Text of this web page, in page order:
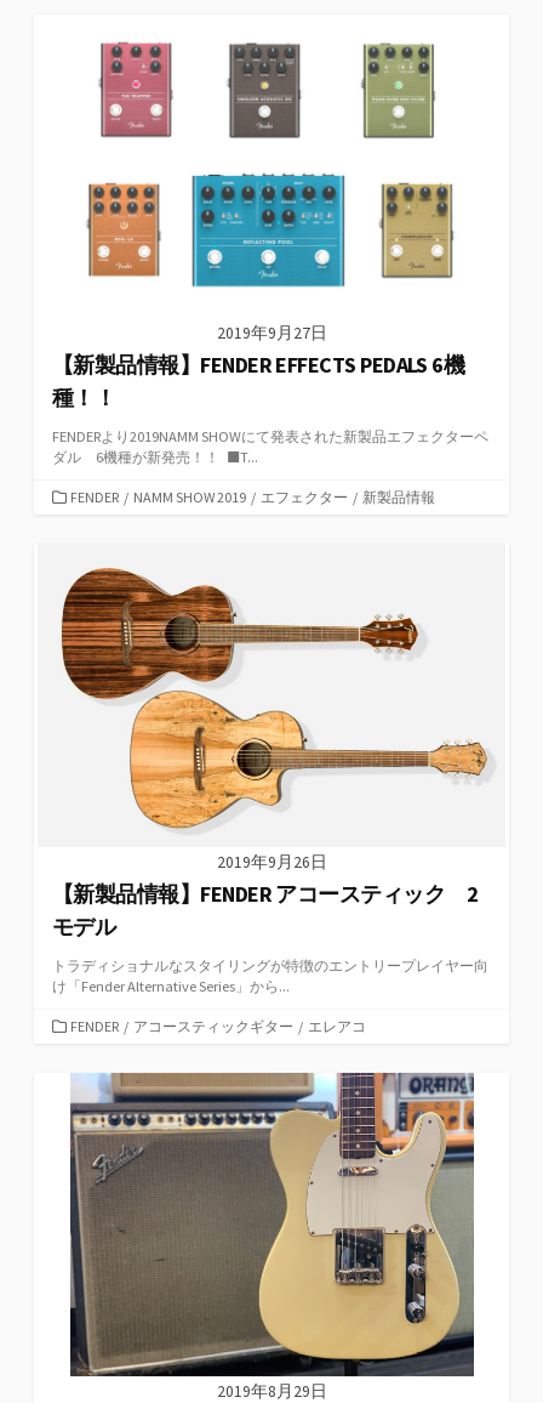
2019年9月27日
【新製品情報】FENDER EFFECTS PEDALS 6機
種！！
FENDERより2019NAMM SHOWにて発表された新製品エフェクターペ
ダル 6機種が新発売！！ ■T...
カ
ー
FENDER / NAMM SHOW 2019 / エフェクター / 新製品情報
2019年9月26日
【新製品情報】FENDER アコースティック 2
モデル
トラディショナルなスタイリングが特徴のエントリープレイヤー向
け「Fender Alternative Series」から...
カ
ゴ
ー
FENDER / アコースティックギター / エレアコ
2019年8月29日